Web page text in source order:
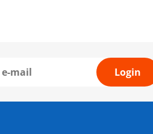
Login